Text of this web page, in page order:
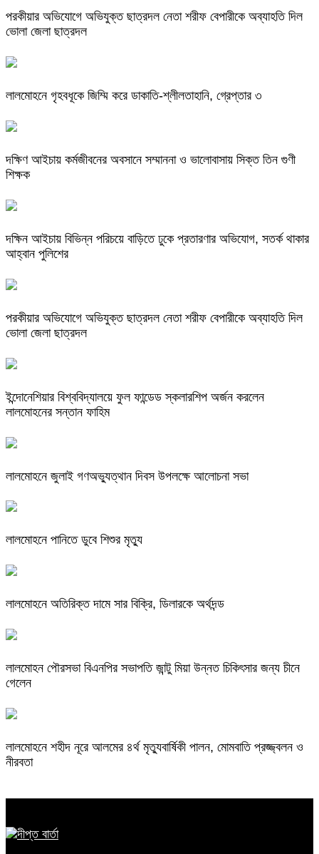
পরকীয়ার অভিযোগে অভিযুক্ত ছাত্রদল নেতা শরীফ বেপারীকে অব্যাহতি দিল
ভোলা জেলা ছাত্রদল
লালমোহনে গৃহবধূকে জিম্মি করে ডাকাতি-শ্লীলতাহানি, গ্রেপ্তার ৩
দক্ষিণ আইচায় কর্মজীবনের অবসানে সম্মাননা ও ভালোবাসায় সিক্ত তিন গুণী
শিক্ষক
দক্ষিন আইচায় ‎বিভিন্ন পরিচয়ে বাড়িতে ঢুকে প্রতারণার অভিযোগ, সতর্ক থাকার
আহ্বান পুলিশের
পরকীয়ার অভিযোগে অভিযুক্ত ছাত্রদল নেতা শরীফ বেপারীকে অব্যাহতি দিল
ভোলা জেলা ছাত্রদল
ইন্দোনেশিয়ার বিশ্ববিদ্যালয়ে ফুল ফান্ডেড স্কলারশিপ অর্জন করলেন
লালমোহনের সন্তান ফাহিম
লালমোহনে জুলাই গণঅভ্যুত্থান দিবস উপলক্ষে আলোচনা সভা
লালমোহনে পানিতে ডুবে শিশুর মৃত্যু
লালমোহনে অতিরিক্ত দামে সার বিক্রি, ডিলারকে অর্থদন্ড
লালমোহন পৌরসভা বিএনপির সভাপতি জান্টু মিয়া উন্নত চিকিৎসার জন্য চীনে
গেলেন
লালমোহনে শহীদ নূরে আলমের ৪র্থ মৃত্যুবার্ষিকী পালন, মোমবাতি প্রজ্জ্বলন ও
নীরবতা